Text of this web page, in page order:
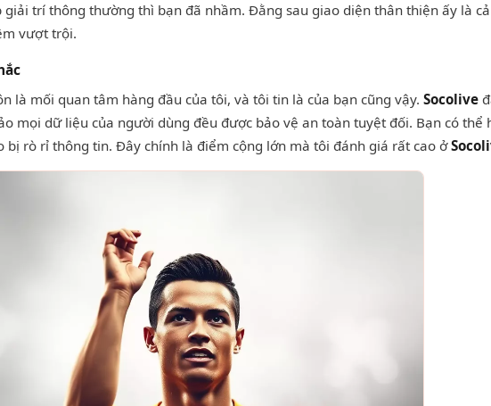
trí thông thường thì bạn đã nhầm. Đằng sau giao diện thân thiện ấy là
vượt trội.
là mối quan tâm hàng đầu của tôi, và tôi tin là của bạn cũng vậy. Socolive
mọi dữ liệu của người dùng đều được bảo vệ an toàn tuyệt đối. Bạn có
rò rỉ thông tin. Đây chính là điểm cộng lớn mà tôi đánh giá rất cao ở